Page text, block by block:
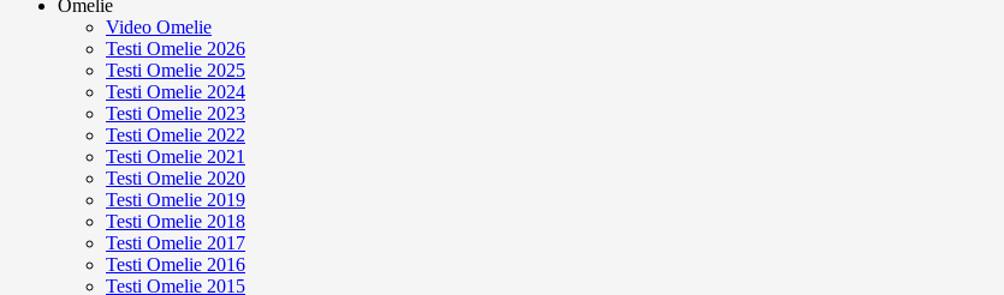
Omelie
Video Omelie
Testi Omelie 2026
Testi Omelie 2025
Testi Omelie 2024
Testi Omelie 2023
Testi Omelie 2022
Testi Omelie 2021
Testi Omelie 2020
Testi Omelie 2019
Testi Omelie 2018
Testi Omelie 2017
Testi Omelie 2016
Testi Omelie 2015